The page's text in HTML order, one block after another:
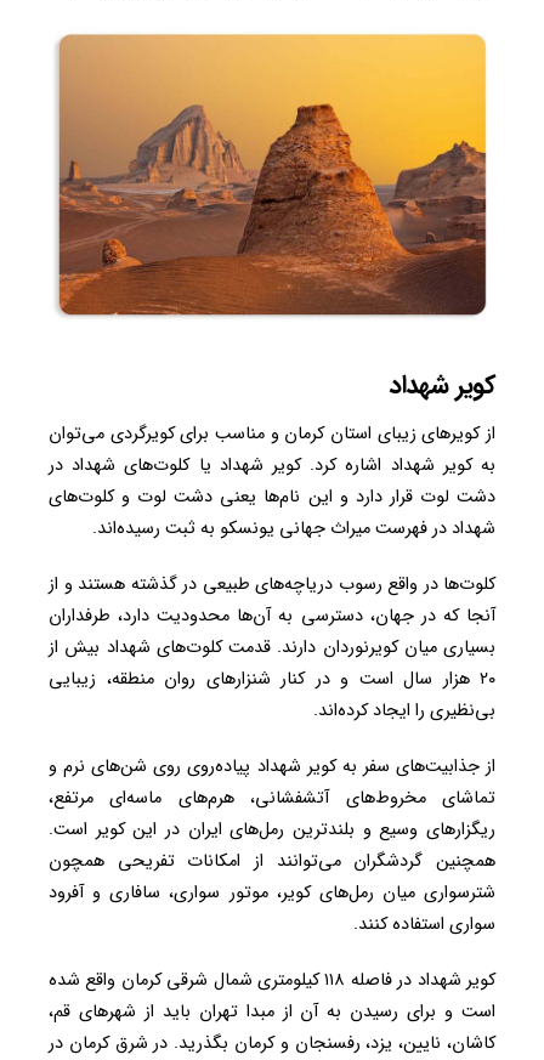
کویر شهداد
از کویرهای زیبای استان کرمان و مناسب برای کویرگردی می‌توان
به کویر شهداد اشاره کرد. کویر شهداد یا کلوت‌های شهداد در
دشت لوت قرار دارد و این نام‌ها یعنی دشت لوت و کلوت‌های
شهداد در فهرست میراث جهانی یونسکو به ثبت رسیده‌اند.
کلوت‌ها در واقع رسوب دریاچه‌های طبیعی در گذشته هستند و از
آنجا که در جهان، دسترسی به آن‌ها محدودیت دارد، طرفداران
بسیاری میان کویرنوردان دارند. قدمت کلوت‌های شهداد بیش از
۲۰ هزار سال است و در کنار شنزارهای روان منطقه، زیبایی
بی‌نظیری را ایجاد کرده‌اند.
از جذابیت‌های سفر به کویر شهداد پیاده‌روی روی شن‌های نرم و
تماشای مخروط‌های آتشفشانی، هرم‌های ماسه‌ای مرتفع،
ریگزارهای وسیع و بلندترین رمل‌های ایران در این کویر است.
همچنین گردشگران می‌توانند از امکانات تفریحی همچون
شترسواری میان رمل‌های کویر، موتور سواری، سافاری و آفرود
سواری استفاده کنند.
کویر شهداد در فاصله ۱۱۸ کیلومتری شمال شرقی کرمان واقع شده
است و برای رسیدن به آن از مبدا تهران باید از شهرهای قم،
کاشان، نایین، یزد، رفسنجان و کرمان بگذرید. در شرق کرمان در